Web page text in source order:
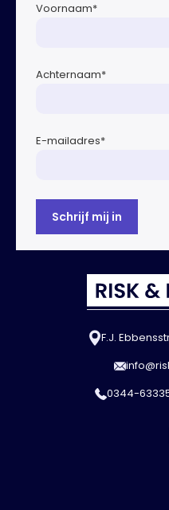
Voornaam*
Achternaam*
E-mailadres*
F.J.
0344-